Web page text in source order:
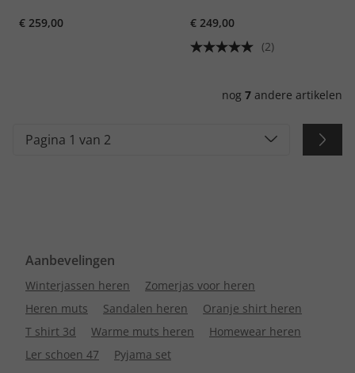
€ 259,00
tot 7XL
€ 249,00
(2)
nog 7 andere artikelen
Pagina 1 van 2
Aanbevelingen
Winterjassen heren
Zomerjas voor heren
Heren muts
Sandalen heren
Oranje shirt heren
T shirt 3d
Warme muts heren
Homewear heren
Ler schoen 47
Pyjama set